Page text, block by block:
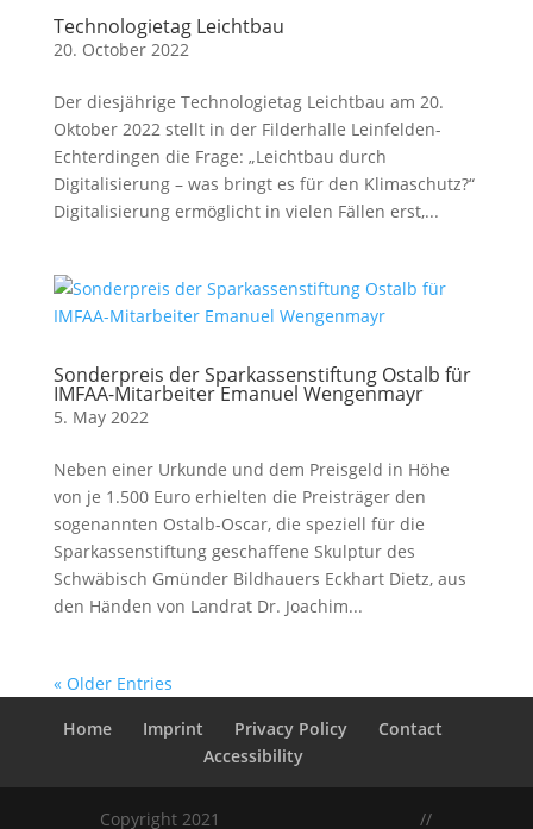
Technologietag Leichtbau
20. October 2022
Der diesjährige Technologietag Leichtbau am 20.
Oktober 2022 stellt in der Filderhalle Leinfelden-
Echterdingen die Frage: „Leichtbau durch
Digitalisierung – was bringt es für den Klimaschutz?“
Digitalisierung ermöglicht in vielen Fällen erst,...
Sonderpreis der Sparkassenstiftung Ostalb für
IMFAA-Mitarbeiter Emanuel Wengenmayr
5. May 2022
Neben einer Urkunde und dem Preisgeld in Höhe
von je 1.500 Euro erhielten die Preisträger den
sogenannten Ostalb-Oscar, die speziell für die
Sparkassenstiftung geschaffene Skulptur des
Schwäbisch Gmünder Bildhauers Eckhart Dietz, aus
den Händen von Landrat Dr. Joachim...
« Older Entries
Home
Imprint Privacy Policy
Contact
Accessibility
Copyright 2021 //